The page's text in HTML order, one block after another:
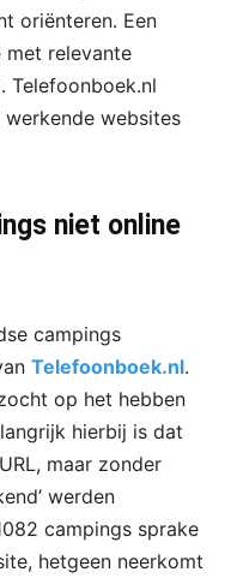
oriënteren. Een
relevante
Telefoonboek.nl
websites
niet online
campings
Telefoonboek.nl.
op het hebben
hierbij is dat
maar zonder
werden
campings sprake
hetgeen neerkomt